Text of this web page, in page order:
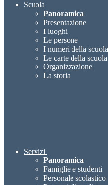
Scuola
Panoramica
Presentazione
I luoghi
Le persone
I numeri della scuola
Le carte della scuola
Organizzazione
La storia
Servizi
Panoramica
Famiglie e studenti
Personale scolastico